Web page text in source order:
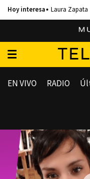
Laura Zapata
EN VIVO RADIO